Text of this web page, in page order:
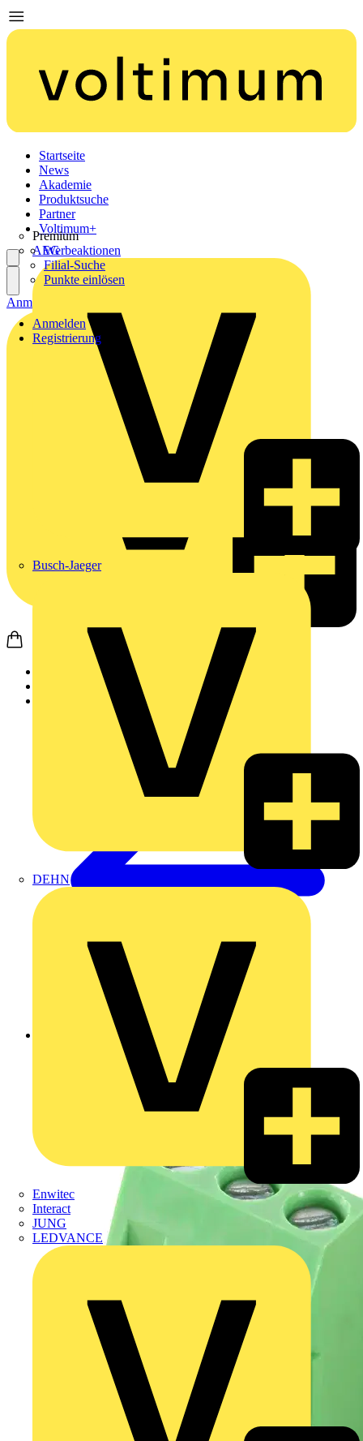
Startseite
News
Akademie
Produktsuche
Partner
Premium
AEG
Busch-Jaeger
DEHN
Enwitec
Interact
JUNG
LEDVANCE
Voltimum+
Werbeaktionen
Filial-Suche
Punkte einlösen
Anmelden
Registrierung
Anmelden
Zurück zu Produkte